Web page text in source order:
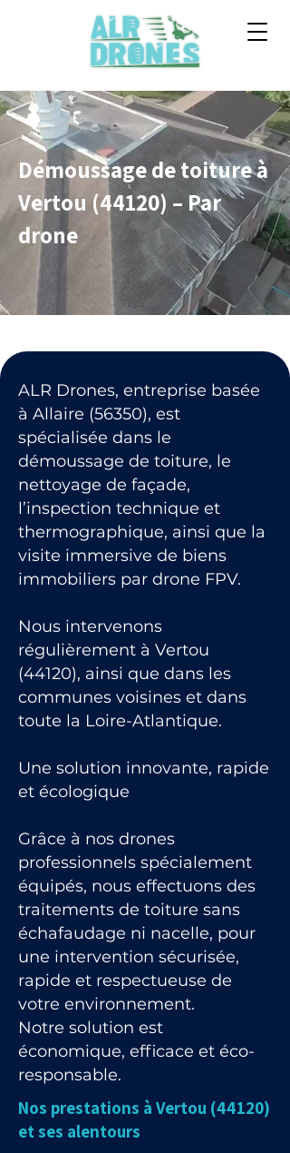
Démoussage de toiture à
Vertou (44120) – Par
drone
ALR Drones, entreprise basée
à Allaire (56350), est
spécialisée dans le
démoussage de toiture, le
nettoyage de façade,
l’inspection technique et
thermographique, ainsi que la
visite immersive de biens
immobiliers par drone FPV.
Nous intervenons
régulièrement à Vertou
(44120), ainsi que dans les
communes voisines et dans
toute la Loire-Atlantique.
Une solution innovante, rapide
et écologique
Grâce à nos drones
professionnels spécialement
équipés, nous effectuons des
traitements de toiture sans
échafaudage ni nacelle, pour
une intervention sécurisée,
rapide et respectueuse de
votre environnement.
Notre solution est
économique, efficace et éco-
responsable.
Nos prestations à Vertou (44120)
et ses alentours